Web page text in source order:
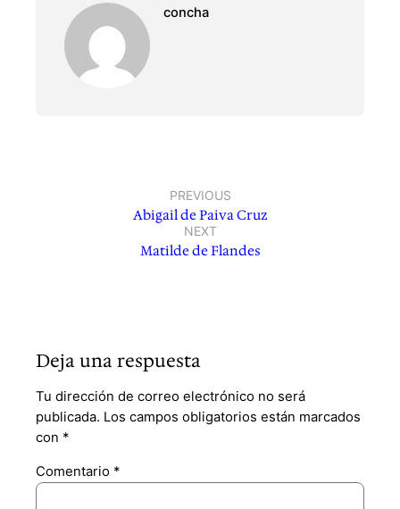
concha
PREVIOUS
Abigail de Paiva Cruz
NEXT
Matilde de Flandes
Deja una respuesta
Tu dirección de correo electrónico no será
publicada. Los campos obligatorios están marcados
con *
Comentario *